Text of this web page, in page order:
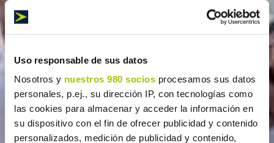
Uso responsable de sus datos
Nosotros y nuestros 980 socios procesamos sus datos
personales, p.ej., su dirección IP, con tecnologías como
las cookies para almacenar y acceder la información en
su dispositivo con el fin de ofrecer publicidad y contenido
personalizados, medición de publicidad y contenido,